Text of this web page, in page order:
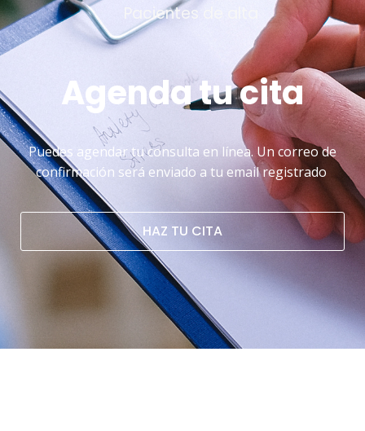
Pacientes de alta
Agenda tu cita
Puedes agendar tu consulta en línea. Un correo de
confirmación será enviado a tu email registrado
HAZ TU CITA